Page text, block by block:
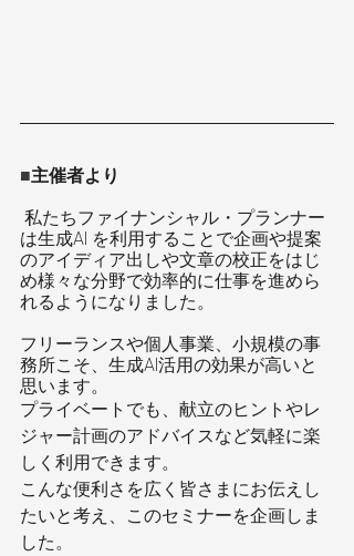
■主催者より
は生成AI を利用することで企画や提案
のアイディア出しや文章の校正をはじ
め様々な分野で効率的に仕事を進めら
れるようになりました。
フリーランスや個人事業、小規模の事
務所こそ、生成AI活用の効果が高いと
思います。
プライベートでも、献立のヒントやレ
ジャー計画のアドバイスなど気軽に楽
しく利用できます。
こんな便利さを広く皆さまにお伝えし
たいと考え、このセミナーを企画しま
した。